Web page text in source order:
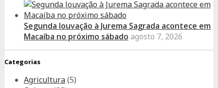
Segunda louvação à Jurema Sagrada acontece em
Macaíba no próximo sábado agosto 7, 2026
Categorias
Agricultura(5)